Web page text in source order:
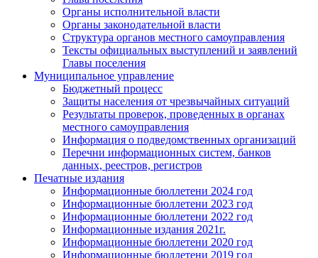
Органы исполнительной власти
Органы законодательной власти
Структура органов местного самоуправления
Тексты официальных выступлений и заявлений
Главы поселения
Муниципальное управление
Бюджетный процесс
Защиты населения от чрезвычайных ситуаций
Результаты проверок, проведенных в органах
местного самоуправления
Информация о подведомственных организаций
Перечни информационных систем, банков
данных, реестров, регистров
Печатные издания
Информационные бюллетени 2024 год
Информационные бюллетени 2023 год
Информационные бюллетени 2022 год
Информационные издания 2021г.
Информационные бюллетени 2020 год
Информационные бюллетени 2019 год